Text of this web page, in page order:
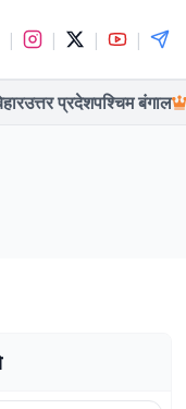
| | | |
उत्तर प्रदेशपश्चिम बंगाल